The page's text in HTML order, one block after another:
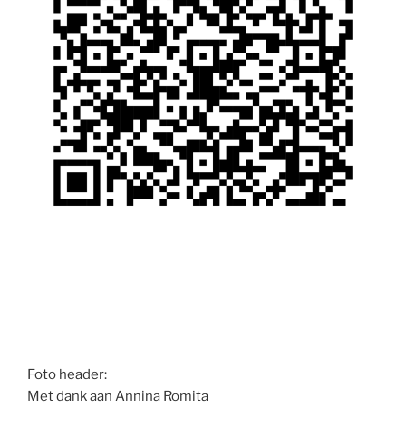
Foto header:
Met dank aan Annina Romita